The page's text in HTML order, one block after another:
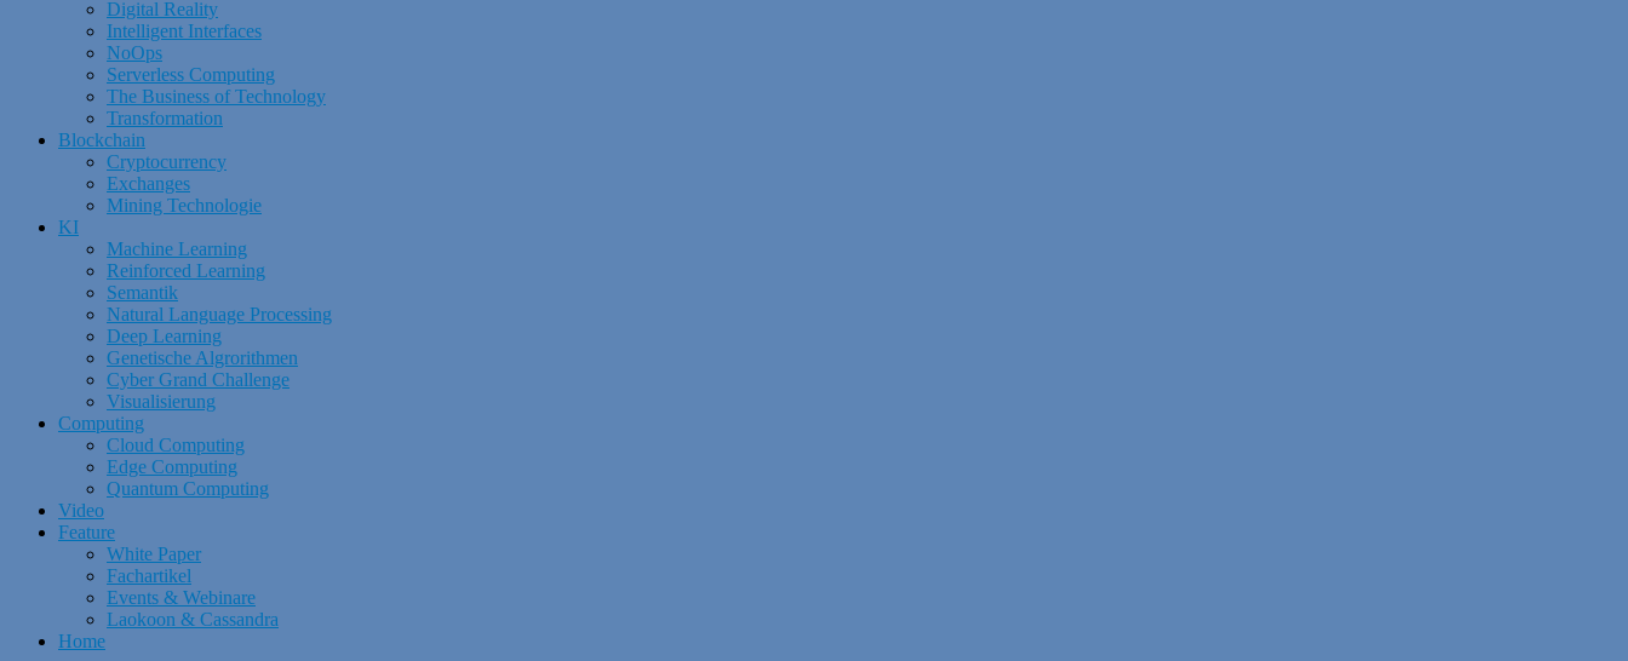
Digital Reality
Intelligent Interfaces
NoOps
Serverless Computing
The Business of Technology
Transformation
Blockchain
Cryptocurrency
Exchanges
Mining Technologie
KI
Machine Learning
Reinforced Learning
Semantik
Natural Language Processing
Deep Learning
Genetische Algrorithmen
Cyber Grand Challenge
Visualisierung
Computing
Cloud Computing
Edge Computing
Quantum Computing
Video
Feature
White Paper
Fachartikel
Events & Webinare
Laokoon & Cassandra
Home